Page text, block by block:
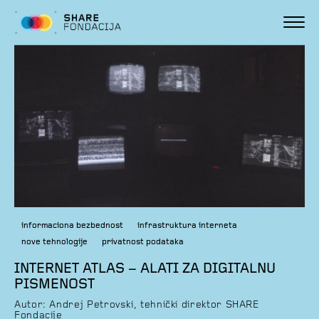
informaciona bezbednost
infrastruktura interneta
nove tehnologije
privatnost podataka
INTERNET ATLAS – ALATI ZA DIGITALNU
PISMENOST
Autor: Andrej Petrovski, tehnički direktor SHARE
Fondacije